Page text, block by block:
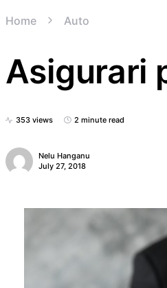
Home Auto
Asigurari
353 views 2 minute read
Nelu Hanganu
July 27, 2018